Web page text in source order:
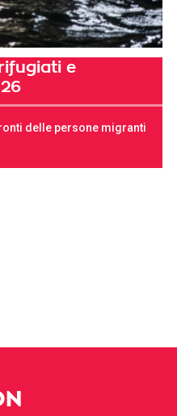
e
delle persone migranti